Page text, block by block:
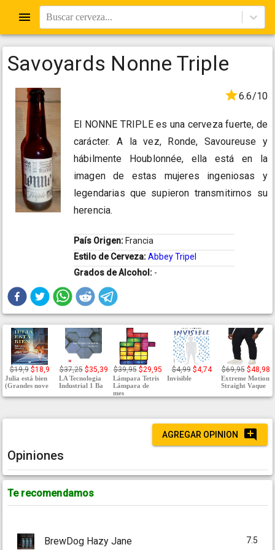
Buscar cerveza...
Savoyards Nonne Triple
6.6/10
El NONNE TRIPLE es una cerveza fuerte, de
carácter. A la vez, Ronde, Savoureuse y
hábilmente Houblonnée, ella está en la
imagen de estas mujeres ingeniosas y
legendarias que supieron transmitirnos su
herencia.
País Origen: Francia
Estilo de Cerveza:Abbey Tripel
Grados de Alcohol: -
$19,9 $18,9
Julia está bien
(Grandes nove
$37,25 $35,39
LA Tecnologia
Industrial 1 Ba
$39,95 $29,95
Lámpara Tetris
Lámpara de
mes
$4,99 $4,74
Invisible
$69,95 $48,98
Extreme Motion
Straight Vaque
AGREGAR OPINION
Opiniones
Te recomendamos
BrewDog Hazy Jane 7.5